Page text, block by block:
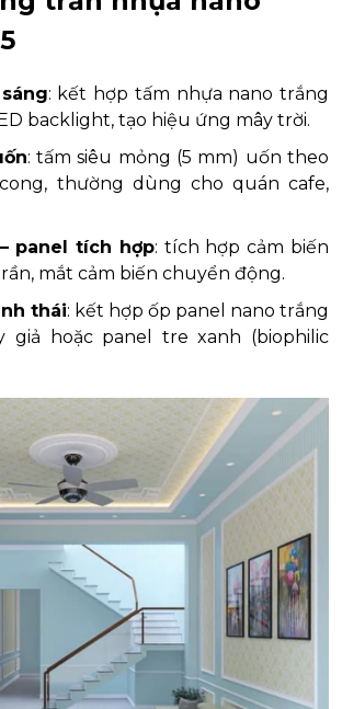
: kết hợp tấm nhựa nano trắng
backlight, tạo hiệu ứng mây trời.
: tấm siêu mỏng (5 mm) uốn theo
thường dùng cho quán cafe,
panel tích hợp: tích hợp cảm biến
mắt cảm biến chuyển động.
thái: kết hợp ốp panel nano trắng
giả hoặc panel tre xanh (biophilic